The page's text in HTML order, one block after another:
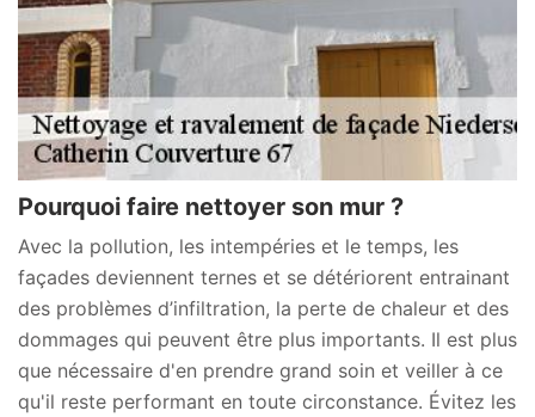
Pourquoi faire nettoyer son mur ?
Avec la pollution, les intempéries et le temps, les
façades deviennent ternes et se détériorent entrainant
des problèmes d’infiltration, la perte de chaleur et des
dommages qui peuvent être plus importants. Il est plus
que nécessaire d'en prendre grand soin et veiller à ce
qu'il reste performant en toute circonstance. Évitez les